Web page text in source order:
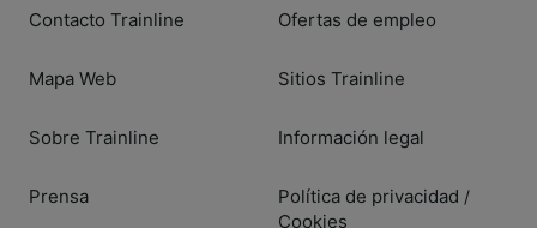
Contacto Trainline
Mapa Web
Sobre Trainline
Prensa
Ofertas de empleo
Sitios Trainline
Información legal
Política de privacidad /
Cookies